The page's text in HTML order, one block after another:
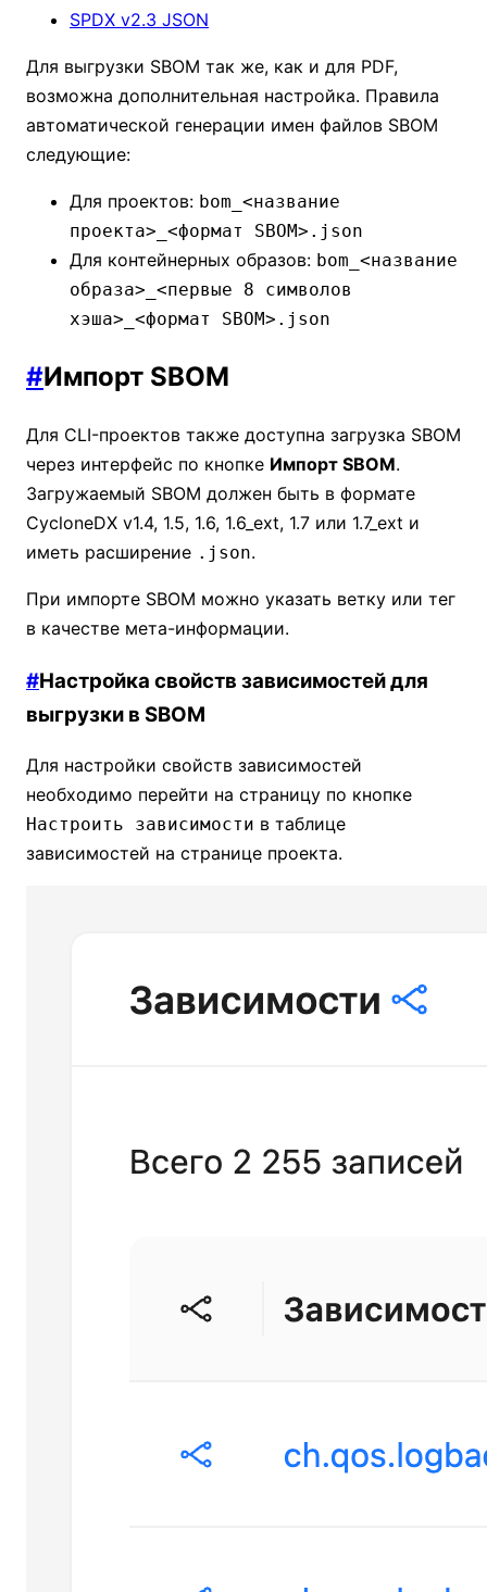
SPDX v2.3 JSON
Для выгрузки SBOM так же, как и для PDF,
возможна дополнительная настройка. Правила
автоматической генерации имен файлов SBOM
следующие:
Для проектов: bom_<название
проекта>_<формат SBOM>.json
Для контейнерных образов: bom_<название
образа>_<первые 8 символов
хэша>_<формат SBOM>.json
#Импорт SBOM
Для CLI-проектов также доступна загрузка SBOM
через интерфейс по кнопке Импорт SBOM.
Загружаемый SBOM должен быть в формате
CycloneDX v1.4, 1.5, 1.6, 1.6_ext, 1.7 или 1.7_ext и
иметь расширение .json.
При импорте SBOM можно указать ветку или тег
в качестве мета-информации.
#Настройка свойств зависимостей для
выгрузки в SBOM
Для настройки свойств зависимостей
необходимо перейти на страницу по кнопке
Настроить зависимости в таблице
зависимостей на странице проекта.